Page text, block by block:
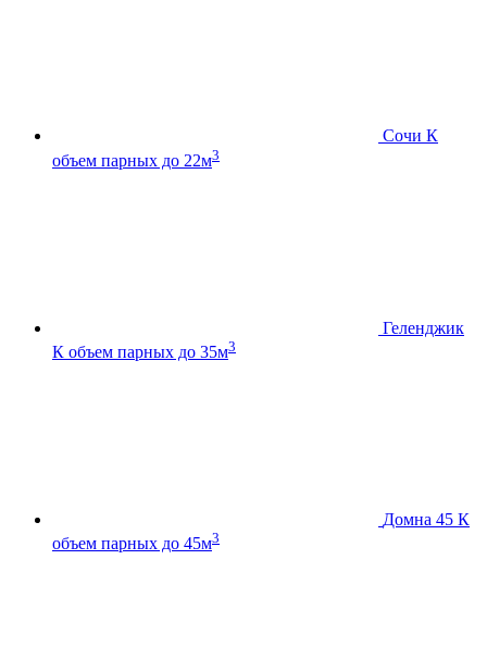
Сочи К
объем парных до 22м3
Геленджик
К объем парных до 35м3
Домна 45 К
объем парных до 45м3